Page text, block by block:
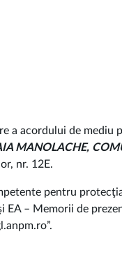
a acordului de mediu
MANOLACHE,
nr. 12E.
pentru
– Memorii de